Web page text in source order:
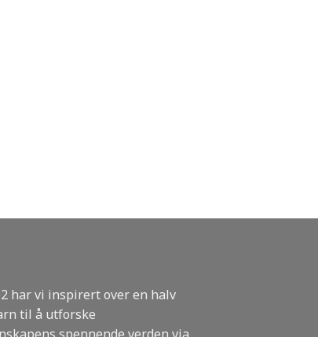
har vi inspirert over en halv
til å utforske